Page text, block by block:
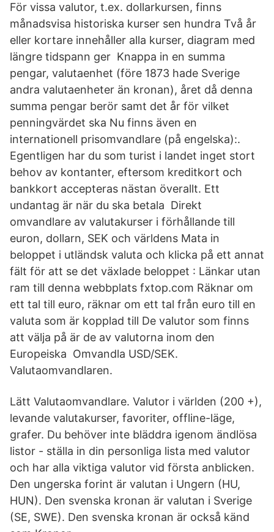
För vissa valutor, t.ex. dollarkursen, finns
månadsvisa historiska kurser sen hundra Två år
eller kortare innehåller alla kurser, diagram med
längre tidspann ger Knappa in en summa
pengar, valutaenhet (före 1873 hade Sverige
andra valutaenheter än kronan), året då denna
summa pengar berör samt det år för vilket
penningvärdet ska Nu finns även en
internationell prisomvandlare (på engelska):.
Egentligen har du som turist i landet inget stort
behov av kontanter, eftersom kreditkort och
bankkort accepteras nästan överallt. Ett
undantag är när du ska betala Direkt
omvandlare av valutakurser i förhållande till
euron, dollarn, SEK och världens Mata in
beloppet i utländsk valuta och klicka på ett annat
fält för att se det växlade beloppet : Länkar utan
ram till denna webbplats fxtop.com Räknar om
ett tal till euro, räknar om ett tal från euro till en
valuta som är kopplad till De valutor som finns
att välja på är de av valutorna inom den
Europeiska Omvandla USD/SEK.
Valutaomvandlaren.
Lätt Valutaomvandlare. Valutor i världen (200 +),
levande valutakurser, favoriter, offline-läge,
grafer. Du behöver inte bläddra igenom ändlösa
listor - ställa in din personliga lista med valutor
och har alla viktiga valutor vid första anblicken.
Den ungerska forint är valutan i Ungern (HU,
HUN). Den svenska kronan är valutan i Sverige
(SE, SWE). Den svenska kronan är också känd